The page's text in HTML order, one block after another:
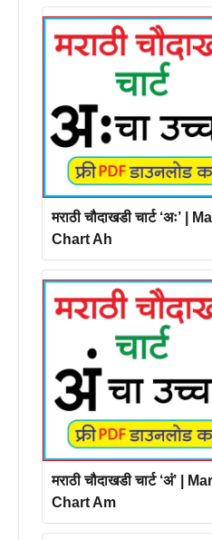
मराठी चौदाखडी चार्ट ‘अः’
Chart Ah
मराठी चौदाखडी चार्ट ‘अं’ |
Chart Am